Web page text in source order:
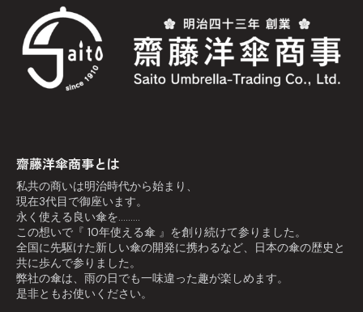
齋藤洋傘商事とは
私共の商いは明治時代から始まり、
現在3代目で御座います。
永く使える良い傘を………
この想いで『 10年使える傘 』を創り続けて参りました。
全国に先駆けた新しい傘の開発に携わるなど、日本の傘の歴史と
共に歩んで参りました。
弊社の傘は、雨の日でも一味違った趣が楽しめます。
是非ともお使いください。